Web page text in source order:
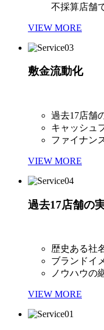
不採算店舗
VIEW MORE
敷金流動化
過去17店舗
キャッシュ
ファイナン
VIEW MORE
過去17店舗の
歴史ある社
ブランドイ
ノウハウの
VIEW MORE